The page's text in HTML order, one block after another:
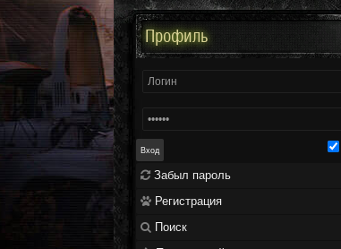
Профиль
Забыл пароль
Регистрация
Поиск